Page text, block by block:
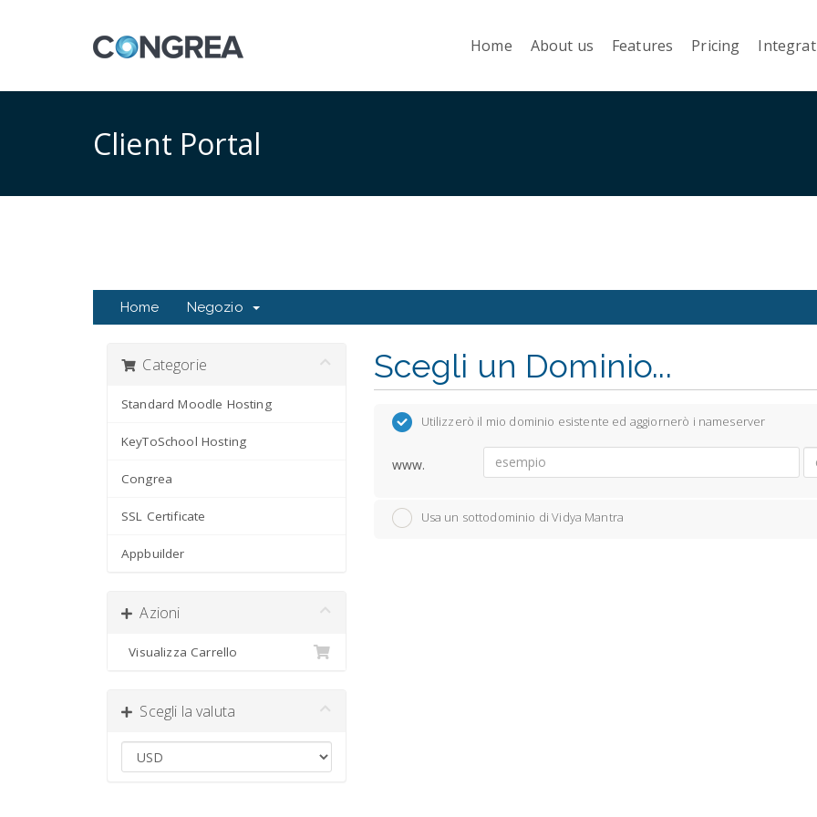
Home About us Features Pricing
Client Portal
Home Negozio
Categorie
Standard Moodle Hosting
KeyToSchool Hosting
Congrea
SSL Certificate
Appbuilder
Azioni
Visualizza Carrello
Scegli la valuta
Scegli un Dominio...
Utilizzerò il mio dominio esistente ed aggiornerò i nameserver
www.
Usa un sottodominio di Vidya Mantra